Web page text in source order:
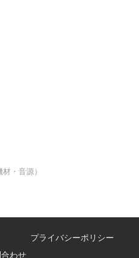
・音源）
プライバシーポリシー
わせ